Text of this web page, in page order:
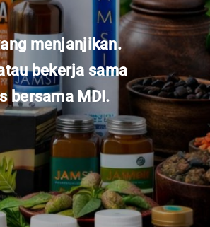
menjanjikan.
bekerja sama
bersama MDI.